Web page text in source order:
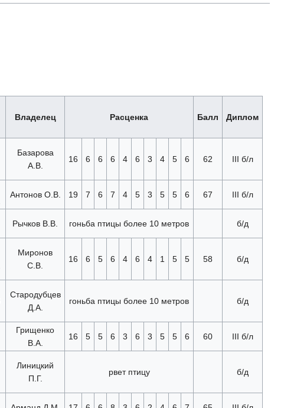
Владелец Расценка Балл Диплом
Базарова
А.В.
16 6 6 6 4 6 3 4 5 6 62 III б/л
Антонов О.В. 19 7 6 7 4 5 3 5 5 6 67 III б/л
Рычков В.В. гоньба птицы более 10 метров б/д
Миронов
С.В.
16 6 5 6 4 6 4 1 5 5 58 б/д
Стародубцев
Д.А.
гоньба птицы более 10 метров б/д
Грищенко
В.А.
16 5 5 6 3 6 3 5 5 6 60 III б/л
Линицкий
П.Г.
рвет птицу б/д